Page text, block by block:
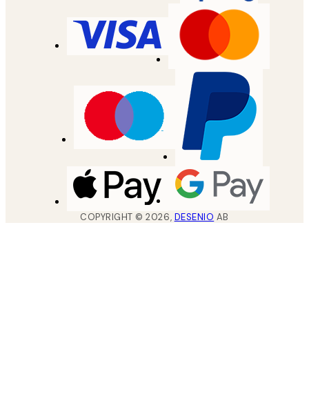
COPYRIGHT ©2026, DESENIO AB